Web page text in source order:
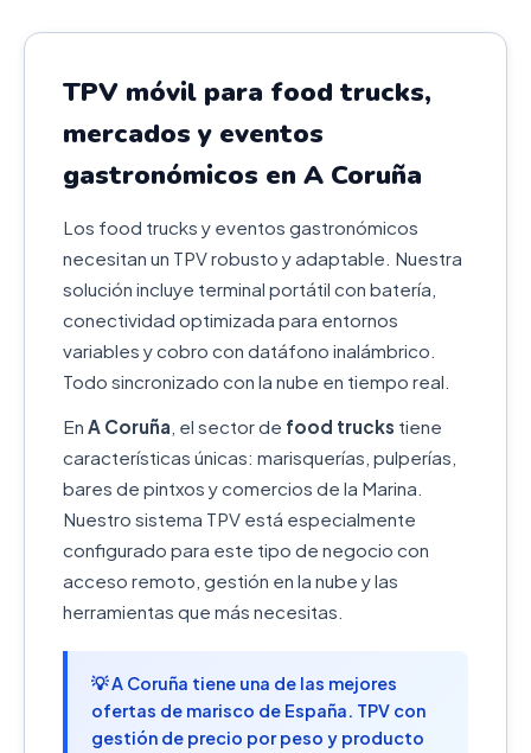
TPV móvil para food trucks,
mercados y eventos
gastronómicos en A Coruña
Los food trucks y eventos gastronómicos
necesitan un TPV robusto y adaptable. Nuestra
solución incluye terminal portátil con batería,
conectividad optimizada para entornos
variables y cobro con datáfono inalámbrico.
Todo sincronizado con la nube en tiempo real.
En A Coruña , el sector de food trucks tiene
características únicas: marisquerías, pulperías,
bares de pintxos y comercios de la Marina.
Nuestro sistema TPV está especialmente
configurado para este tipo de negocio con
acceso remoto, gestión en la nube y las
herramientas que más necesitas.
💡 A Coruña tiene una de las mejores
ofertas de marisco de España. TPV con
gestión de precio por peso y producto